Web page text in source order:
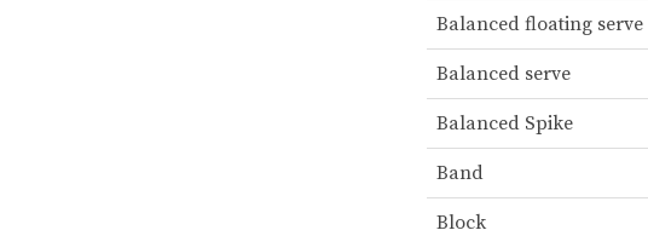
Balanced floating serve
Balanced serve
Balanced Spike
Band
Block